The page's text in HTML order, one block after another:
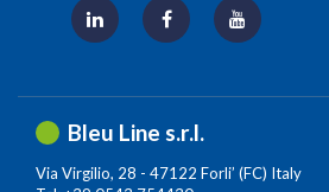
Bleu Line s.r.l.
Via Virgilio, 28 - 47122 Forli’ (FC) Italy